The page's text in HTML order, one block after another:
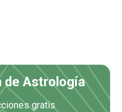
de Astrología
gratis